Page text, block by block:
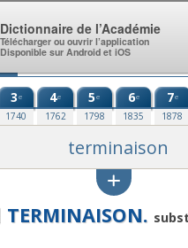
3e
1740
4e
1762
5e
1798
6e
1835
7e
1878
terminaison
TERMINAISON.
Dictionnaire de l’Académie
Télécharger ou ouvrir l’application
Disponible sur Android et iOS